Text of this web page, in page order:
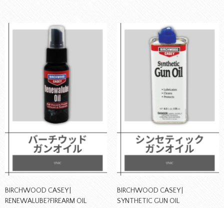
BIRCHWOOD CASEY |
RENEWALUBE?FIREARM OIL
BIRCHWOOD CASEY |
SYNTHETIC GUN OIL